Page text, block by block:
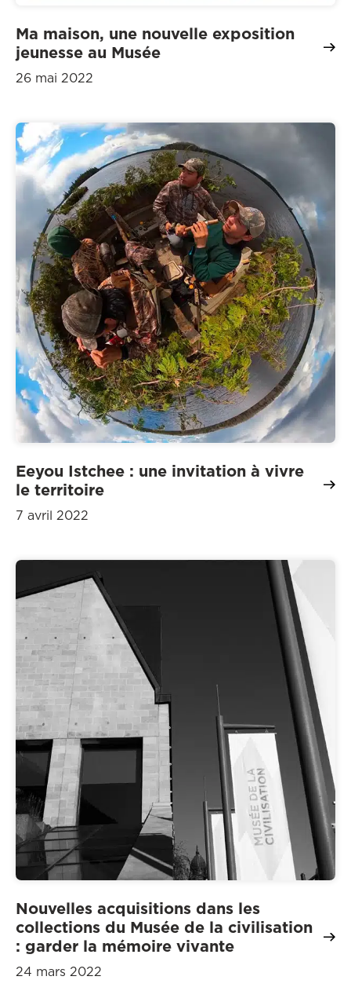
Ma maison, une nouvelle exposition
jeunesse au Musée
26 mai 2022
Eeyou Istchee : une invitation à vivre
le territoire
7 avril 2022
Nouvelles acquisitions dans les
collections du Musée de la civilisation
: garder la mémoire vivante
24 mars 2022